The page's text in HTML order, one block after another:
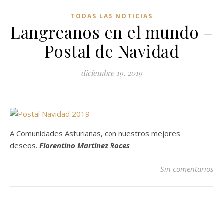
TODAS LAS NOTICIAS
Langreanos en el mundo –
Postal de Navidad
diciembre 19, 2019
A Comunidades Asturianas, con nuestros mejores
deseos. Florentino Martínez Roces
Sin comentarios